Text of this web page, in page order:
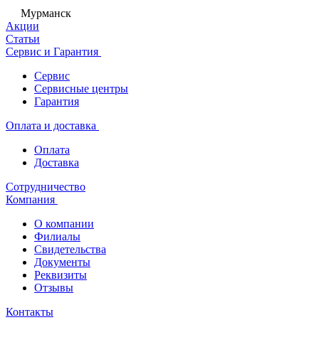
Мурманск
Акции
Статьи
Сервис и Гарантия
Сервис
Сервисные центры
Гарантия
Оплата и доставка
Оплата
Доставка
Сотрудничество
Компания
О компании
Филиалы
Свидетельства
Документы
Реквизиты
Отзывы
Контакты